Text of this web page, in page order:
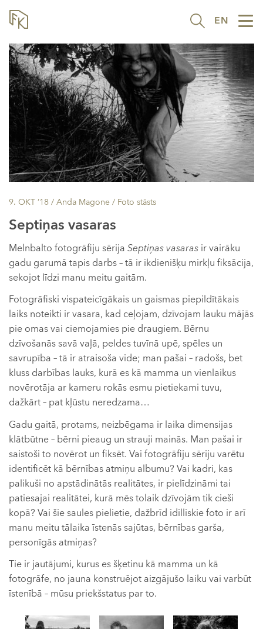
EN
9. OKT ’18 / Anda Magone / Foto stāsts
Septiņas vasaras
Melnbalto fotogrāfiju sērija Septiņas vasaras ir vairāku
gadu garumā tapis darbs – tā ir ikdienišķu mirkļu fiksācija,
sekojot līdzi manu meitu gaitām.
Fotogrāfiski vispateicīgākais un gaismas piepildītākais
laiks noteikti ir vasara, kad ceļojam, dzīvojam lauku mājās
pie omas vai ciemojamies pie draugiem. Bērnu
dzīvošanās savā vaļā, peldes tuvīnā upē, spēles un
savrupība – tā ir atraisoša vide; man pašai – radošs, bet
kluss darbības lauks, kurā es kā mamma un vienlaikus
novērotāja ar kameru rokās esmu pietiekami tuvu,
dažkārt – pat kļūstu neredzama…
Gadu gaitā, protams, neizbēgama ir laika dimensijas
klātbūtne – bērni pieaug un strauji mainās. Man pašai ir
saistoši to novērot un fiksēt. Vai fotogrāfiju sēriju varētu
identificēt kā bērnības atmiņu albumu? Vai kadri, kas
palikuši no apstādinātās realitātes, ir pielīdzināmi tai
patiesajai realitātei, kurā mēs tolaik dzīvojām tik cieši
kopā? Vai šie saules pielietie, dažbrīd idilliskie foto ir arī
manu meitu tālaika īstenās sajūtas, bērnības garša,
personīgās atmiņas?
Tie ir jautājumi, kurus es šķetinu kā mamma un kā
fotogrāfe, no jauna konstruējot aizgājušo laiku vai varbūt
īstenībā – mūsu priekšstatus par to.